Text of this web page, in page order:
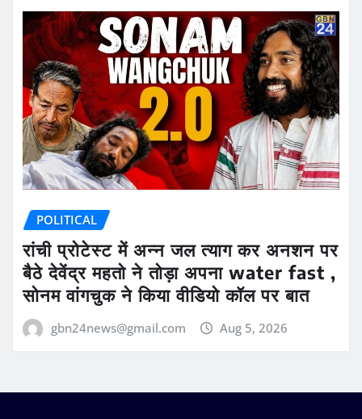
POLITICAL
रांची प्रोटेस्ट में अन्न जल त्याग कर अनशन पर
बैठे देवेंद्र महतो ने तोड़ा अपना water fast ,
सोनम वांगचुक ने किया वीडियो कॉल पर बात
gbn24news@gmail.com Aug 5, 2026